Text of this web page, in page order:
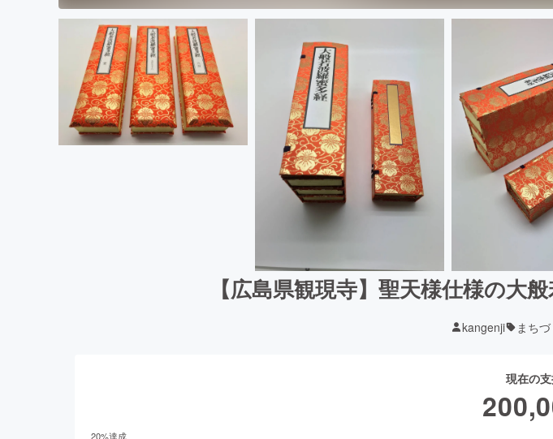
【広島県観現寺】聖天様仕様の大
kangenji まち
現在の
20%達成